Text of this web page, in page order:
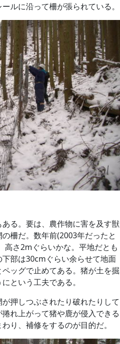
ルに沿って柵が張られている。
る。要は、農作物に害を及す獣
柵だ。数年前(2003年だったと
高さ2mぐらいかな。平地だとも
部は30cmぐらい余らせて地面
ッグで止めてある。猪が土を掘
という工夫である。
押しつぶされたり破れたりして
れ上がって猪や鹿が侵入できる
り、補修をするのが目的だ。